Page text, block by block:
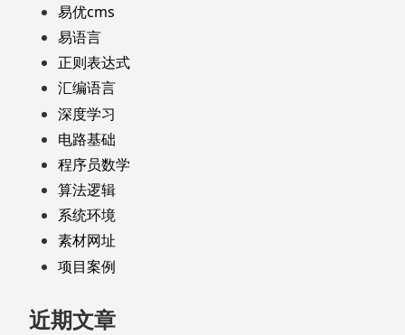
易优cms
易语言
正则表达式
汇编语言
深度学习
电路基础
程序员数学
算法逻辑
系统环境
素材网址
项目案例
近期文章